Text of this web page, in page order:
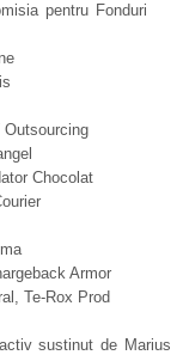
pentru Fonduri
Chocolat
Armor
Te-Rox Prod
sustinut de Marius